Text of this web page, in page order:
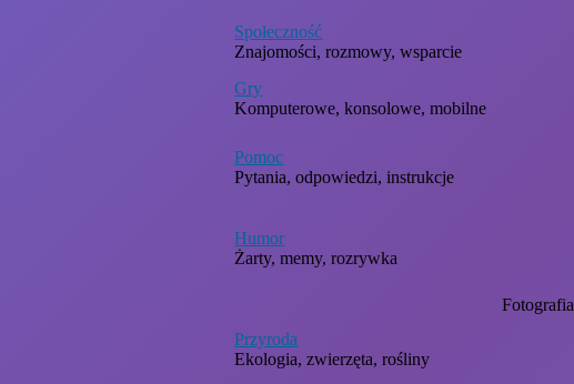
Społeczność
Znajomości, rozmowy, wsparcie
Gry
Komputerowe, konsolowe, mobilne
Pomoc
Pytania, odpowiedzi, instrukcje
Humor
Żarty, memy, rozrywka
Fotografia
Przyroda
Ekologia, zwierzęta, rośliny